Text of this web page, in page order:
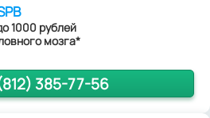
1000 рублей
мозга*
385-77-56